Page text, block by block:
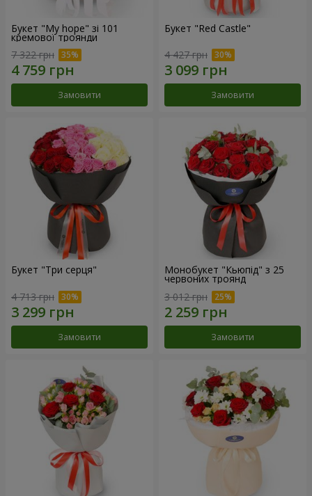
Букет "My hope" зі 101
кремової троянди
7 322 грн
Замовити
Букет "Red Castle"
4 427 грн
Замовити
Букет "Три серця"
4 713 грн
Замовити
Монобукет "Кьюпід" з 25
червоних троянд
3 012 грн
Замовити